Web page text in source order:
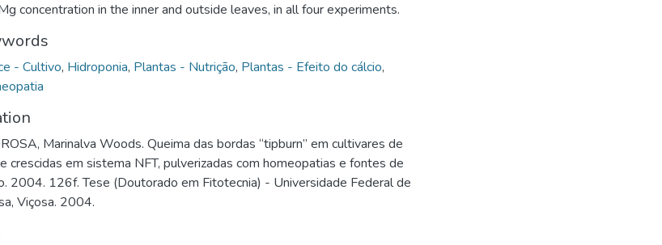
concentration in the inner and outside leaves, in all four experiments.
- Cultivo, Hidroponia, Plantas - Nutrição, Plantas - Efeito do cálcio,
Marinalva Woods. Queima das bordas “tipburn” em cultivares de
crescidas em sistema NFT, pulverizadas com homeopatias e fontes de
2004. 126f. Tese (Doutorado em Fitotecnia) - Universidade Federal de
Viçosa. 2004.